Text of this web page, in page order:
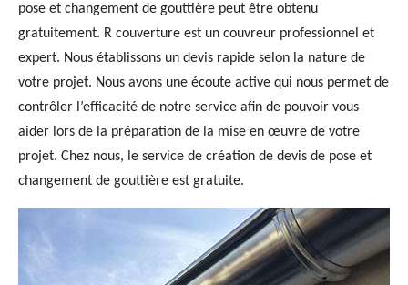
pose et changement de gouttière peut être obtenu
gratuitement. R couverture est un couvreur professionnel et
expert. Nous établissons un devis rapide selon la nature de
votre projet. Nous avons une écoute active qui nous permet de
contrôler l’efficacité de notre service afin de pouvoir vous
aider lors de la préparation de la mise en œuvre de votre
projet. Chez nous, le service de création de devis de pose et
changement de gouttière est gratuite.